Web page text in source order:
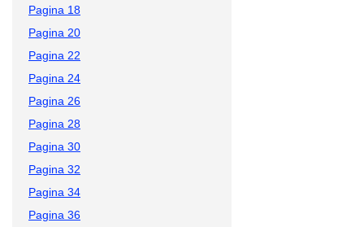
Pagina 18
Pagina 20
Pagina 22
Pagina 24
Pagina 26
Pagina 28
Pagina 30
Pagina 32
Pagina 34
Pagina 36